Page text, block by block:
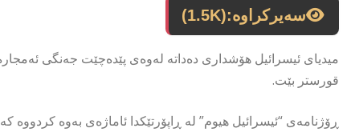
سەیرکراوە:(1.5K)
میدیای ئیسرائیل هۆشداری دەداتە لەوەی پێدەچێت جەنگی
قورستر بێت.
ڕۆژنامەی “ئیسرائیل هیوم” لە ڕاپۆرتێکدا ئاماژەی بەوە کردووە